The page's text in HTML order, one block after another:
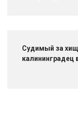
Судимый за
калининградец